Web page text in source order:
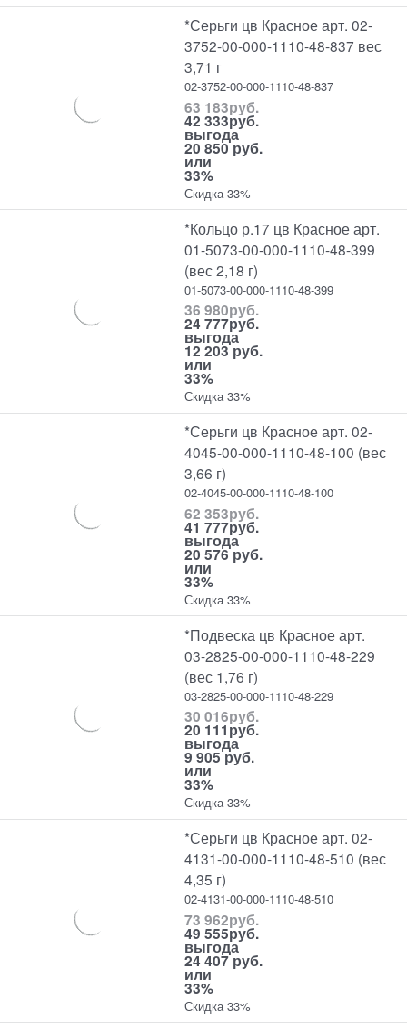
*Серьги цв Красное арт. 02-
3752-00-000-1110-48-837 вес
3,71 г
02-3752-00-000-1110-48-837
63 183руб.
42 333руб.
выгода
20 850 руб.
или
33%
Скидка 33%
*Кольцо р.17 цв Красное арт.
01-5073-00-000-1110-48-399
(вес 2,18 г)
01-5073-00-000-1110-48-399
36 980руб.
24 777руб.
выгода
12 203 руб.
или
33%
Скидка 33%
*Серьги цв Красное арт. 02-
4045-00-000-1110-48-100 (вес
3,66 г)
02-4045-00-000-1110-48-100
62 353руб.
41 777руб.
выгода
20 576 руб.
или
33%
Скидка 33%
*Подвеска цв Красное арт.
03-2825-00-000-1110-48-229
(вес 1,76 г)
03-2825-00-000-1110-48-229
30 016руб.
20 111руб.
выгода
9 905 руб.
или
33%
Скидка 33%
*Серьги цв Красное арт. 02-
4131-00-000-1110-48-510 (вес
4,35 г)
02-4131-00-000-1110-48-510
73 962руб.
49 555руб.
выгода
24 407 руб.
или
33%
Скидка 33%